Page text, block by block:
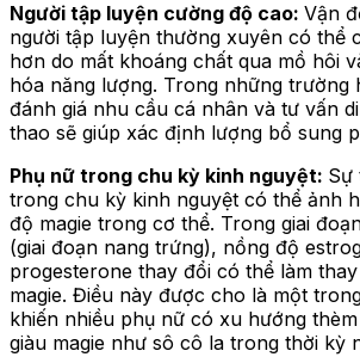
Người tập luyện cường độ cao: Vận
người tập luyện thường xuyên có thể
hơn do mất khoáng chất qua mồ hôi
hóa năng lượng. Trong những trường
đánh giá nhu cầu cá nhân và tư vấn
thao sẽ giúp xác định lượng bổ sung
Phụ nữ trong chu kỳ kinh nguyệt: Sự
trong chu kỳ kinh nguyệt có thể ảnh
độ magie trong cơ thể. Trong giai
(giai đoạn nang trứng), nồng độ
progesterone thay đổi có thể làm
magie. Điều này được cho là một
khiến nhiều phụ nữ có xu hướng
giàu magie như sô cô la trong thời kỳ